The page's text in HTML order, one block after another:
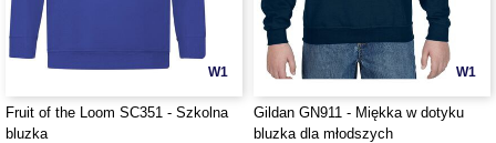
W1
Fruit of the Loom SC351 - Szkolna
bluzka
W1
Gildan GN911 - Miękka w dotyku
bluzka dla młodszych